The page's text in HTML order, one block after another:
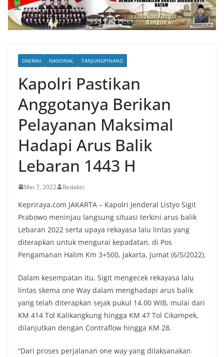
DAERAH NASIONAL TANJUNGPINANG
Kapolri Pastikan
Anggotanya Berikan
Pelayanan Maksimal
Hadapi Arus Balik
Lebaran 1443 H
Mei 7, 2022 Redaksi
Kepriraya.com JAKARTA – Kapolri Jenderal Listyo Sigit
Prabowo meninjau langsung situasi terkini arus balik
Lebaran 2022 serta upaya rekayasa lalu lintas yang
diterapkan untuk mengurai kepadatan, di Pos
Pengamanan Halim Km 3+500, Jakarta, Jumat (6/5/2022).
Dalam kesempatan itu, Sigit mengecek rekayasa lalu
lintas skema one Way dalam menghadapi arus balik
yang telah diterapkan sejak pukul 14.00 WIB, mulai dari
KM 414 Tol Kalikangkung hingga KM 47 Tol Cikampek,
dilanjutkan dengan Contraflow hingga KM 28.
“Dari proses perjalanan one way yang dilaksanakan